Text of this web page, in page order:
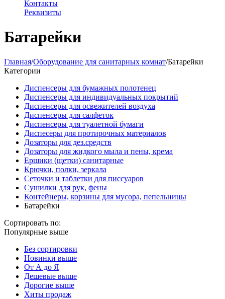
Контакты
Реквизиты
Батарейки
Главная/Оборудование для санитарных комнат/Батарейки
Категории
Диспенсеры для бумажных полотенец
Диспенсеры для индивидуальных покрытий
Диспенсеры для освежителей воздуха
Диспенсеры для салфеток
Диспенсеры для туалетной бумаги
Диспесеры для протирочных материалов
Дозаторы для дез.средств
Дозаторы для жидкого мыла и пены, крема
Ершики (щетки) санитарные
Крючки, полки, зеркала
Сеточки и таблетки для писсуаров
Сушилки для рук, фены
Контейнеры, корзины для мусора, пепельницы
Батарейки
Сортировать по:
Популярные выше
Без сортировки
Новинки выше
От А до Я
Дешевые выше
Дорогие выше
Хиты продаж